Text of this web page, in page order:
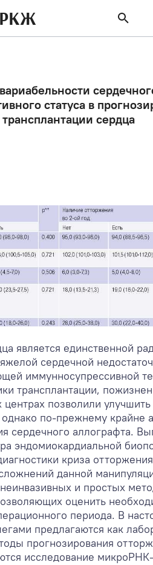
РКЖ
статуса в
сердца
является единственной
сердечной
иммунносупрессивной
трансплантации,
центрах позволили
по-прежнему крайне
сердечного аллографта.
эндомиокардиальной
криза
данной
и простых
оценить
периода. В
предлагаются как
прогнозирования
исследование